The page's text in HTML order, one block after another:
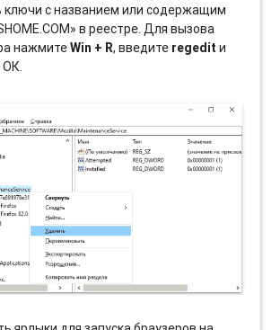
ключи с названием или содержащим
в реестре. Для вызова
нажмитеWin + R, введите regedit и